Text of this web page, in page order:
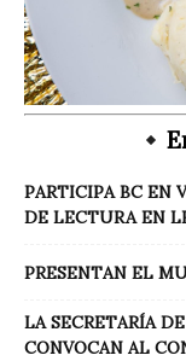
PARTICIPA BC EN
DE LECTURA EN
PRESENTAN EL
LA SECRETARÍA
CONVOCAN AL